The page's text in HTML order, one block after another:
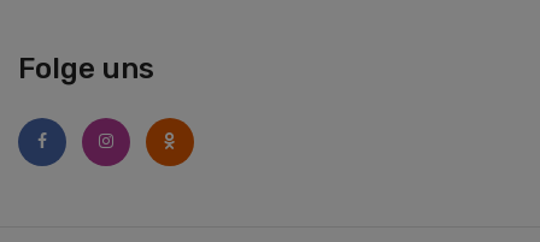
Folge uns